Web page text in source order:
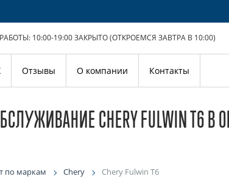
10:00-19:00ЗАКРЫТО (ОТКРОЕМСЯ ЗАВТРА В 10:00)
Отзывы О компании Контакты
CHERY FULWIN T6 В
по маркам Chery Chery Fulwin T6